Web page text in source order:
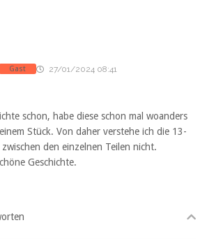
Gast 27/01/2024 08:41
schon, habe diese schon mal woanders
Stück. Von daher verstehe ich die 13-
den einzelnen Teilen nicht.
Geschichte.